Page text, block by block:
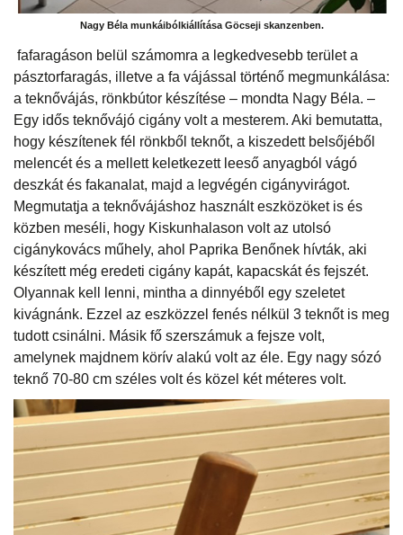
Nagy Béla munkáibólkiállítása Göcseji skanzenben.
fafaragáson belül számomra a legkedvesebb terület a
pásztorfaragás, illetve a fa vájással történő megmunkálása:
a teknővájás, rönkbútor készítése – mondta Nagy Béla. –
Egy idős teknővájó cigány volt a mesterem. Aki bemutatta,
hogy készítenek fél rönkből teknőt, a kiszedett belsőjéből
melencét és a mellett keletkezett leeső anyagból vágó
deszkát és fakanalat, majd a legvégén cigányvirágot.
Megmutatja a teknővájáshoz használt eszközöket is és
közben meséli, hogy Kiskunhalason volt az utolsó
cigánykovács műhely, ahol Paprika Benőnek hívták, aki
készített még eredeti cigány kapát, kapacskát és fejszét.
Olyannak kell lenni, mintha a dinnyéből egy szeletet
kivágnánk. Ezzel az eszközzel fenés nélkül 3 teknőt is meg
tudott csinálni. Másik fő szerszámuk a fejsze volt,
amelynek majdnem körív alakú volt az éle. Egy nagy sózó
teknő 70-80 cm széles volt és közel két méteres volt.